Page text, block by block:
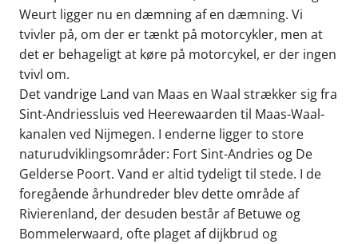
Weurt ligger nu en dæmning af en dæmning. Vi
tvivler på, om der er tænkt på motorcykler, men at
det er behageligt at køre på motorcykel, er der ingen
tvivl om.
Det vandrige Land van Maas en Waal strækker sig fra
Sint-Andriessluis ved Heerewaarden til Maas-Waal-
kanalen ved Nijmegen. I enderne ligger to store
naturudviklingsområder: Fort Sint-Andries og De
Gelderse Poort. Vand er altid tydeligt til stede. I de
foregående århundreder blev dette område af
Rivierenland, der desuden består af Betuwe og
Bommelerwaard, ofte plaget af dijkbrud og